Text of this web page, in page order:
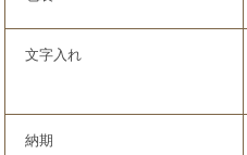
文字入れ
納期